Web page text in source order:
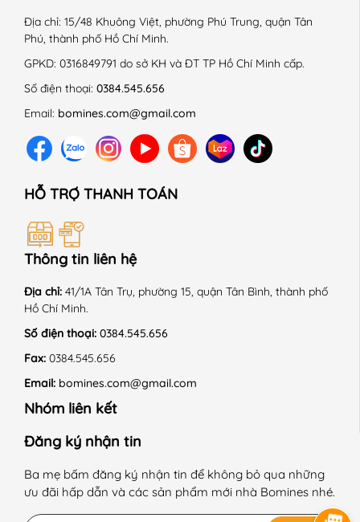
Địa chỉ: 15/48 Khuông Việt, phường Phú Trung, quận Tân
Phú, thành phố Hồ Chí Minh.
GPKD: 0316849791 do sở KH và ĐT TP Hồ Chí Minh cấp.
Số điện thoại: 0384.545.656
Email: bomines.com@gmail.com
HỖ TRỢ THANH TOÁN
Thông tin liên hệ
Địa chỉ: 41/1A Tân Trụ, phường 15, quận Tân Bình, thành phố
Hồ Chí Minh.
Số điện thoại: 0384.545.656
Fax: 0384.545.656
Email: bomines.com@gmail.com
Nhóm liên kết
Đăng ký nhận tin
Ba mẹ bấm đăng ký nhận tin để không bỏ qua những
ưu đãi hấp dẫn và các sản phẩm mới nhà Bomines nhé.